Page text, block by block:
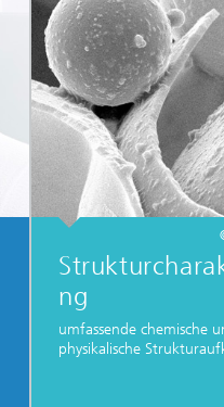
ng
umfassende chemische
physikalische